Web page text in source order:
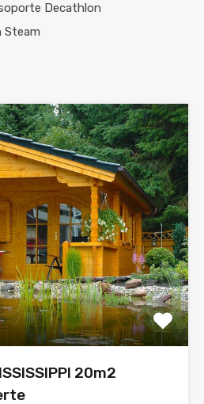
Decathlon
Steam
20m2